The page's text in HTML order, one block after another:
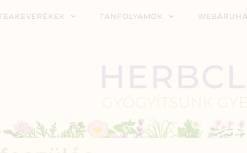
TEAKEVERÉKEK TANFOLYAMOK